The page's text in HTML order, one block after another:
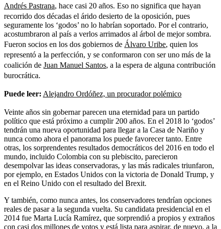
Andrés Pastrana, hace casi 20 años. Eso no significa que hayan
recorrido dos décadas el árido desierto de la oposición, pues
seguramente los ‘godos’ no lo habrían soportado. Por el contrario,
acostumbraron al país a verlos arrimados al árbol de mejor sombra.
Fueron socios en los dos gobiernos de Álvaro Uribe, quien los
representó a la perfección, y se conformaron con ser uno más de la
coalición de Juan Manuel Santos, a la espera de alguna contribución
burocrática.
Puede leer: Alejandro Ordóñez, un procurador polémico
Veinte años sin gobernar parecen una eternidad para un partido
político que está próximo a cumplir 200 años. En el 2018 lo ‘godos’
tendrán una nueva oportunidad para llegar a la Casa de Nariño y
nunca como ahora el panorama los puede favorecer tanto. Entre
otras, los sorprendentes resultados democráticos del 2016 en todo el
mundo, incluido Colombia con su plebiscito, parecieron
desempolvar las ideas conservadoras, y las más radicales triunfaron,
por ejemplo, en Estados Unidos con la victoria de Donald Trump, y
en el Reino Unido con el resultado del Brexit.
Y también, como nunca antes, los conservadores tendrían opciones
reales de pasar a la segunda vuelta. Su candidata presidencial en el
2014 fue Marta Lucía Ramírez, que sorprendió a propios y extraños
con casi dos millones de votos y está lista para aspirar, de nuevo, a la